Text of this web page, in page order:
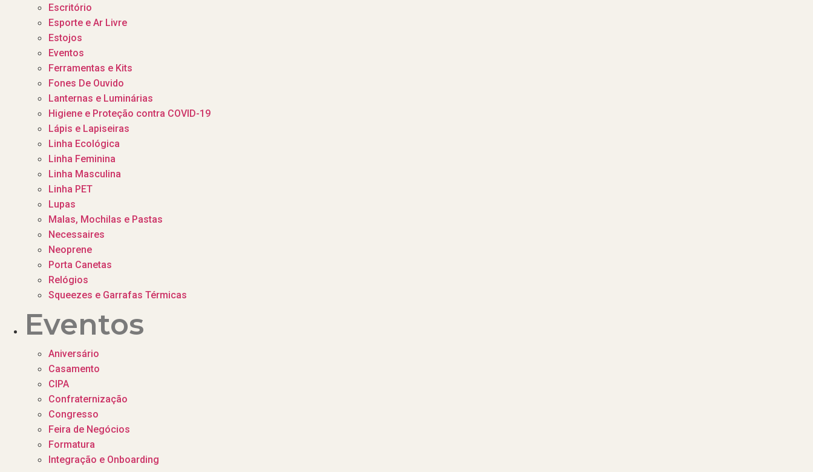
Escritório
Esporte e Ar Livre
Estojos
Eventos
Ferramentas e Kits
Fones De Ouvido
Lanternas e Luminárias
Higiene e Proteção contra COVID-19
Lápis e Lapiseiras
Linha Ecológica
Linha Feminina
Linha Masculina
Linha PET
Lupas
Malas, Mochilas e Pastas
Necessaires
Neoprene
Porta Canetas
Relógios
Squeezes e Garrafas Térmicas
Eventos
Aniversário
Casamento
CIPA
Confraternização
Congresso
Feira de Negócios
Formatura
Integração e Onboarding